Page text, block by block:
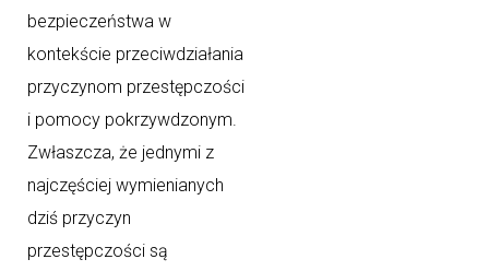
bezpieczeństwa w
kontekście przeciwdziałania
przyczynom przestępczości
i pomocy pokrzywdzonym.
Zwłaszcza, że jednymi z
najczęściej wymienianych
dziś przyczyn
przestępczości są